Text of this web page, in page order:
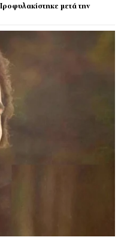
μετά την